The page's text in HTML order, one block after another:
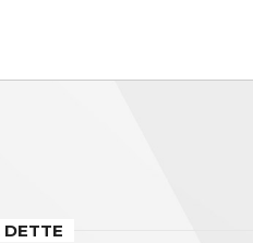
DETTE